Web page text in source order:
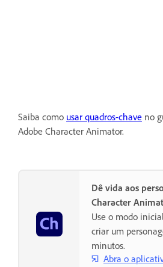
Saiba como usar quadros-chave no
Adobe Character Animator.
Dê vida aos
Character
Use o modo
criar um
minutos.
Abra o